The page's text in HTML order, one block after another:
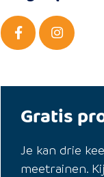
Gratis
Je kan drie
meetrainen.